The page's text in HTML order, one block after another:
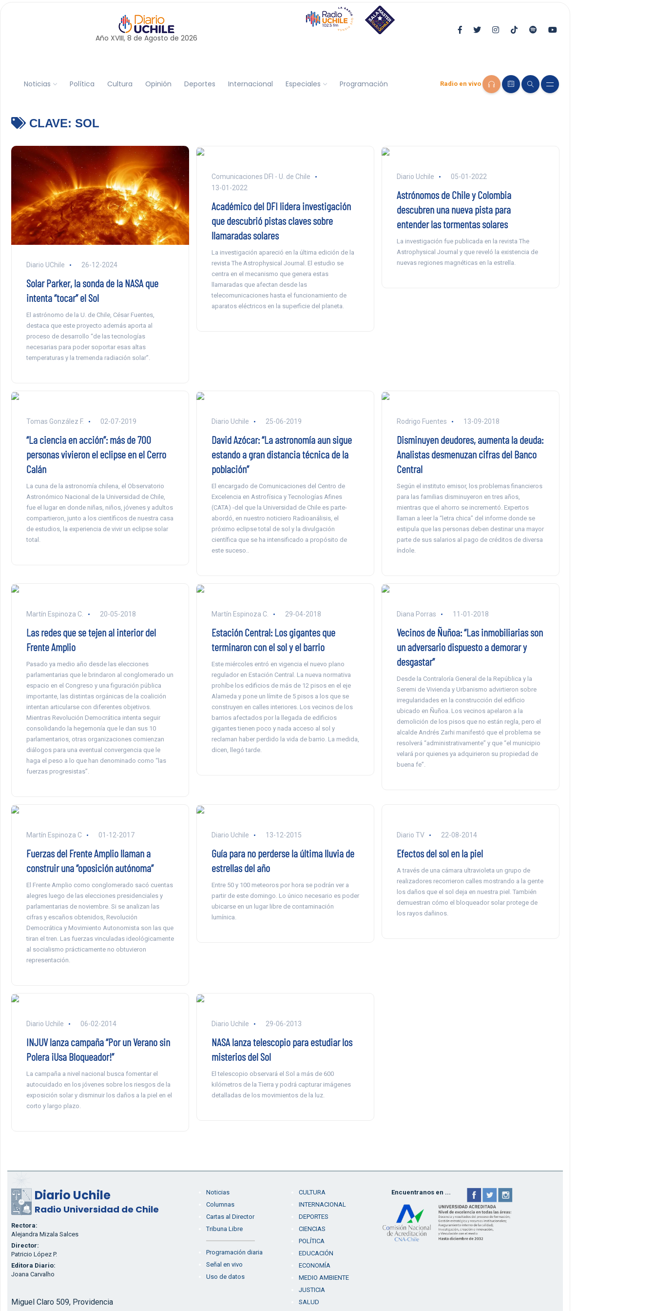
Año XVIII, 8 de Agosto de 2026
Noticias Política Cultura Opinión Deportes Internacional Especiales Programación Radio en vivo
CLAVE: SOL
Diario UChile 26-12-2024
Solar Parker, la sonda de la NASA que
intenta “tocar” el Sol
El astrónomo de la U. de Chile, César Fuentes,
destaca que este proyecto además aporta al
proceso de desarrollo “de las tecnologías
necesarias para poder soportar esas altas
temperaturas y la tremenda radiación solar”.
Comunicaciones DFI - U. de Chile
13-01-2022
Académico del DFI lidera investigación
que descubrió pistas claves sobre
llamaradas solares
La investigación apareció en la última edición de la
revista The Astrophysical Journal. El estudio se
centra en el mecanismo que genera estas
llamaradas que afectan desde las
telecomunicaciones hasta el funcionamiento de
aparatos eléctricos en la superficie del planeta.
Diario Uchile 05-01-2022
Astrónomos de Chile y Colombia
descubren una nueva pista para
entender las tormentas solares
La investigación fue publicada en la revista The
Astrophysical Journal y que reveló la existencia de
nuevas regiones magnéticas en la estrella.
Tomas González F. 02-07-2019
“La ciencia en acción”: más de 700
personas vivieron el eclipse en el Cerro
Calán
La cuna de la astronomía chilena, el Observatorio
Astronómico Nacional de la Universidad de Chile,
fue el lugar en donde niñas, niños, jóvenes y adultos
compartieron, junto a los científicos de nuestra casa
de estudios, la experiencia de vivir un eclipse solar
total.
Diario Uchile 25-06-2019
David Azócar: “La astronomía aun sigue
estando a gran distancia técnica de la
población”
El encargado de Comunicaciones del Centro de
Excelencia en Astrofísica y Tecnologías Afines
(CATA) -del que la Universidad de Chile es parte-
abordó, en nuestro noticiero Radioanálisis, el
próximo eclipse total de sol y la divulgación
científica que se ha intensificado a propósito de
este suceso..
Rodrigo Fuentes 13-09-2018
Disminuyen deudores, aumenta la deuda:
Analistas desmenuzan cifras del Banco
Central
Según el instituto emisor, los problemas financieros
para las familias disminuyeron en tres años,
mientras que el ahorro se incrementó. Expertos
llaman a leer la “letra chica” del informe donde se
estipula que las personas deben destinar una mayor
parte de sus salarios al pago de créditos de diversa
índole.
Martín Espinoza C. 20-05-2018
Las redes que se tejen al interior del
Frente Amplio
Pasado ya medio año desde las elecciones
parlamentarias que le brindaron al conglomerado un
espacio en el Congreso y una figuración pública
importante, las distintas orgánicas de la coalición
intentan articularse con diferentes objetivos.
Mientras Revolución Democrática intenta seguir
consolidando la hegemonía que le dan sus 10
parlamentarios, otras organizaciones comienzan
diálogos para una eventual convergencia que le
haga el peso a lo que han denominado como “las
fuerzas progresistas”.
Martín Espinoza C. 29-04-2018
Estación Central: Los gigantes que
terminaron con el sol y el barrio
Este miércoles entró en vigencia el nuevo plano
regulador en Estación Central. La nueva normativa
prohíbe los edificios de más de 12 pisos en el eje
Alameda y pone un límite de 5 pisos a los que se
construyen en calles interiores. Los vecinos de los
barrios afectados por la llegada de edificios
gigantes tienen poco y nada acceso al sol y
reclaman haber perdido la vida de barrio. La medida,
dicen, llegó tarde.
Diana Porras 11-01-2018
Vecinos de Ñuñoa: “Las inmobiliarias son
un adversario dispuesto a demorar y
desgastar”
Desde la Contraloría General de la República y la
Seremi de Vivienda y Urbanismo advirtieron sobre
irregularidades en la construcción del edificio
ubicado en Ñuñoa. Los vecinos apelaron a la
demolición de los pisos que no están regla, pero el
alcalde Andrés Zarhi manifestó que el problema se
resolverá “administrativamente” y que “el municipio
velará por quienes ya adquirieron su propiedad de
buena fe”.
Martín Espinoza C 01-12-2017
Fuerzas del Frente Amplio llaman a
construir una “oposición autónoma”
El Frente Amplio como conglomerado sacó cuentas
alegres luego de las elecciones presidenciales y
parlamentarias de noviembre. Si se analizan las
cifras y escaños obtenidos, Revolución
Democrática y Movimiento Autonomista son las que
tiran el tren. Las fuerzas vinculadas ideológicamente
al socialismo prácticamente no obtuvieron
representación.
Diario Uchile 13-12-2015
Guía para no perderse la última lluvia de
estrellas del año
Entre 50 y 100 meteoros por hora se podrán ver a
partir de este domingo. Lo único necesario es poder
ubicarse en un lugar libre de contaminación
lumínica.
Diario TV 22-08-2014
Efectos del sol en la piel
A través de una cámara ultravioleta un grupo de
realizadores recorrieron calles mostrando a la gente
los daños que el sol deja en nuestra piel. También
demuestran cómo el bloqueador solar protege de
los rayos dañinos.
Diario Uchile 06-02-2014
INJUV lanza campaña “Por un Verano sin
Polera ¡Usa Bloqueador!”
La campaña a nivel nacional busca fomentar el
autocuidado en los jóvenes sobre los riesgos de la
exposición solar y disminuir los daños a la piel en el
corto y largo plazo.
Diario Uchile 29-06-2013
NASA lanza telescopio para estudiar los
misterios del Sol
El telescopio observará el Sol a más de 600
kilómetros de la Tierra y podrá capturar imágenes
detalladas de los movimientos de la luz.
Diario Uchile
Radio Universidad de Chile
Rectora:
Alejandra Mizala Salces
Director:
Patricio López P.
Editora Diario:
Joana Carvalho
Miguel Claro 509, Providencia
Noticias
Columnas
Cartas al Director
Tribuna Libre
Programación diaria
Señal en vivo
Uso de datos
CULTURA
INTERNACIONAL
DEPORTES
CIENCIAS
POLÍTICA
EDUCACIÓN
ECONOMÍA
MEDIO AMBIENTE
JUSTICIA
SALUD
Encuentranos en ...